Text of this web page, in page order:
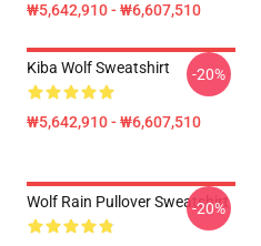
₩5,642,910 - ₩6,607,510
Kiba Wolf Sweatshirt
₩5,642,910 - ₩6,607,510
-20%
Wolf Rain Pullover Sweatshirt
-20%